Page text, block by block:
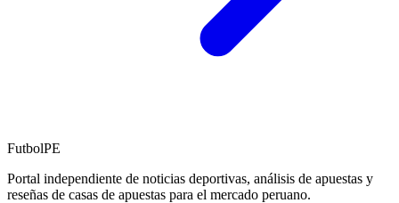
FutbolPE
Portal independiente de noticias deportivas, análisis de apuestas y
reseñas de casas de apuestas para el mercado peruano.